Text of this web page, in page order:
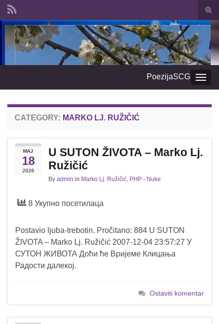
Search for:
PoezijaSCG
CATEGORY: MARKO LJ. RUŽIČIĆ
МАЈ
18
2026
U SUTON ŽIVOTA – Marko Lj.
Ružičić
By admin in Marko Lj. Ružičić, PHP - Nuke
8 Укупно посетилаца
Postavio ljuba-trebotin. Pročitano: 884 U SUTON
ŽIVOTA – Marko Lj. Ružičić 2007-12-04 23:57:27 У
СУТОН ЖИВОТА Доћи ће Вријеме Клицања
Радости далекој.
Ostaviti komentar